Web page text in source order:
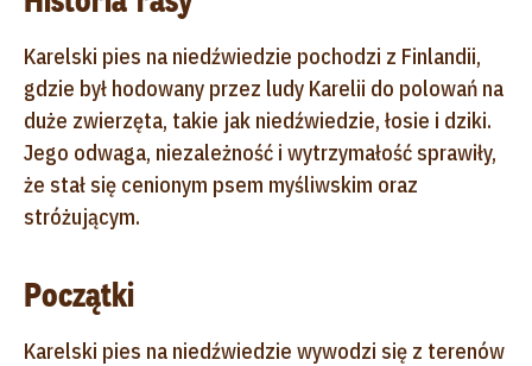
Karelski pies na niedźwiedzie pochodzi z Finlandii,
gdzie był hodowany przez ludy Karelii do polowań na
duże zwierzęta, takie jak niedźwiedzie, łosie i dziki.
Jego odwaga, niezależność i wytrzymałość sprawiły,
że stał się cenionym psem myśliwskim oraz
stróżującym.
Początki
Karelski pies na niedźwiedzie wywodzi się z terenów